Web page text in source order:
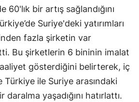
bir artış sağlandığını
Suriye'deki yatırımları
fazla şirketin var
Bu şirketlerin 6 bininin imalat
gösterdiğini belirterek, iç
Türkiye ile Suriye arasındaki
yaşadığını hatırlattı.